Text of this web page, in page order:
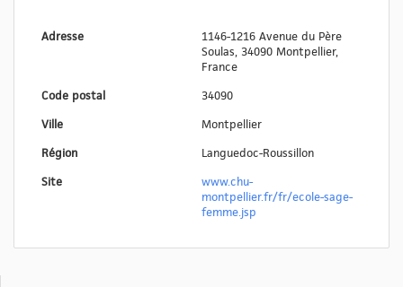
Adresse
1146-1216 Avenue du Père
Soulas, 34090 Montpellier,
France
Code postal
34090
Ville
Montpellier
Région
Languedoc-Roussillon
Site
www.chu-
montpellier.fr/fr/ecole-sage-
femme.jsp